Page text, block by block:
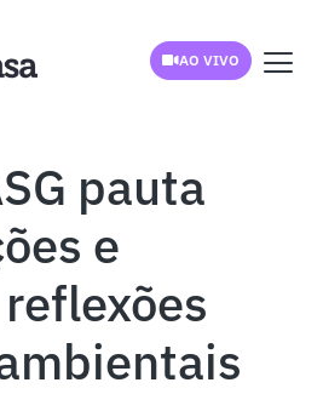
AO VIVO
pauta
e